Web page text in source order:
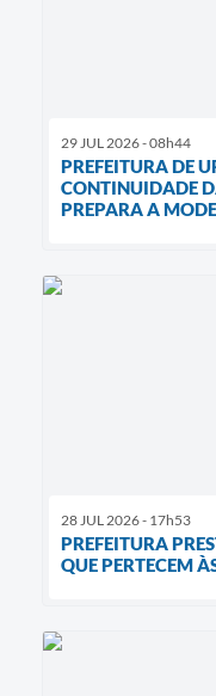
29 JUL 2026 - 08h44
PREFEITURA DE
CONTINUIDADE
PREPARA A
28 JUL 2026 - 17h53
PREFEITURA
QUE PERTECEM